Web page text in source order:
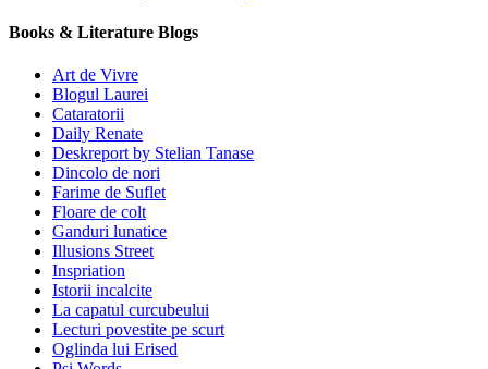
Books & Literature Blogs
Art de Vivre
Blogul Laurei
Cataratorii
Daily Renate
Deskreport by Stelian Tanase
Dincolo de nori
Farime de Suflet
Floare de colt
Ganduri lunatice
Illusions Street
Inspriation
Istorii incalcite
La capatul curcubeului
Lecturi povestite pe scurt
Oglinda lui Erised